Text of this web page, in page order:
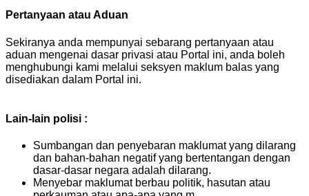
Pertanyaan atau Aduan
Sekiranya anda mempunyai sebarang pertanyaan atau
aduan mengenai dasar privasi atau Portal ini, anda boleh
menghubungi kami melalui seksyen maklum balas yang
disediakan dalam Portal ini.
Lain-lain polisi :
Sumbangan dan penyebaran maklumat yang dilarang
dan bahan-bahan negatif yang bertentangan dengan
dasar-dasar negara adalah dilarang.
Menyebar maklumat berbau politik, hasutan atau